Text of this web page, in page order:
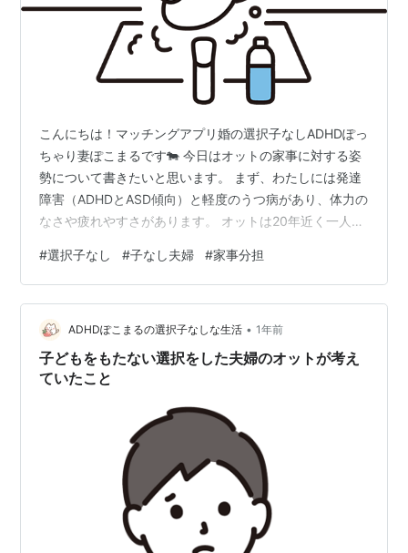
こんにちは！マッチングアプリ婚の選択子なしADHDぽっ
ちゃり妻ぽこまるです🐄 今日はオットの家事に対する姿
勢について書きたいと思います。 まず、わたしには発達
障害（ADHDとASD傾向）と軽度のうつ病があり、体力の
なさや疲れやすさがあります。 オットは20年近く一人暮
る優秀な人です。 家事において幸運だったのは、2人と
も共通してズボラということ。 生き死にに関わること以
外に対してはわりと適当です。 猫のトイレ掃除、水の交
換、ブラッシングは毎日やりますが、掃除機は1週間に1
回かけるかどうか。 そしてわたしは前述の通り体力がな
いので、仕事のあとに家…
#選択子なし #子なし夫婦 #家事分担
ADHDぽこまるの選択子なしな生活 • 1年前
子どもをもたない選択をした夫婦のオットが考え
ていたこと